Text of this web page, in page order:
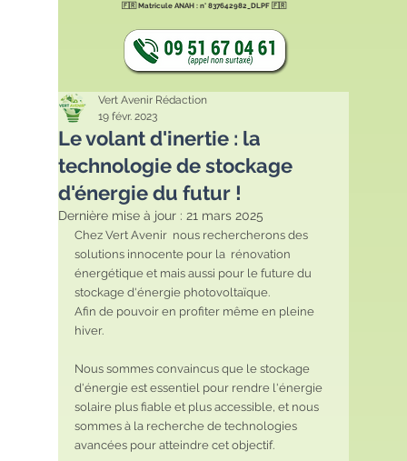
🇫🇷Matricule ANAH : n° 837642982_DLPF🇫🇷
Le volant d'inertie : la
technologie de stockage
d'énergie du futur !
Vert Avenir Rédaction
19 févr. 2023
Dernière mise à jour : 21 mars 2025
Chez Vert Avenir  nous rechercherons des
solutions innocente pour la  rénovation
énergétique et mais aussi pour le future du
stockage d'énergie photovoltaïque.
Afin de pouvoir en profiter même en pleine
hiver.
Nous sommes convaincus que le stockage
d'énergie est essentiel pour rendre l'énergie
solaire plus fiable et plus accessible, et nous
sommes à la recherche de technologies
avancées pour atteindre cet objectif.